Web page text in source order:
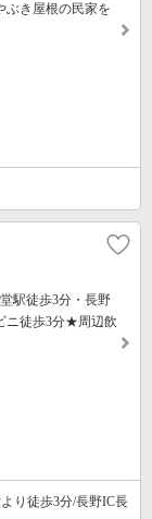
ぶき屋根の民家を
駅徒歩3分・長野
ニ徒歩3分★周辺飲
り徒歩3分/長野IC長